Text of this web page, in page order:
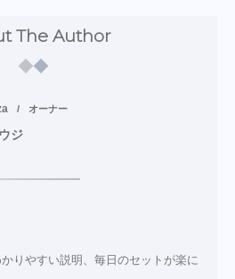
The Author
オーナー
ジ
りやすい説明、毎日のセットが楽に